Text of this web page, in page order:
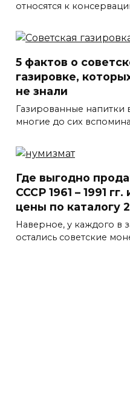
относятся к
5 фактов о
газировке,
не знали
Газированные напитки
многие до сих
Где выгодно
СССР 1961 – 1991 гг.
цены по каталогу
Наверное, у каждого в
остались советские